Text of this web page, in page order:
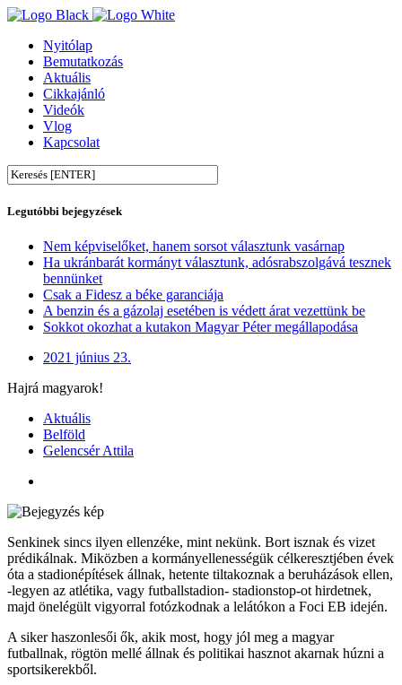
Nyitólap
Bemutatkozás
Aktuális
Cikkajánló
Videók
Vlog
Kapcsolat
Legutóbbi bejegyzések
Nem képviselőket, hanem sorsot választunk vasárnap
Ha ukránbarát kormányt választunk, adósrabszolgává tesznek
bennünket
Csak a Fidesz a béke garanciája
A benzin és a gázolaj esetében is védett árat vezettünk be
Sokkot okozhat a kutakon Magyar Péter megállapodása
2021 június 23.
Hajrá magyarok!
Aktuális
Belföld
Gelencsér Attila
Senkinek sincs ilyen ellenzéke, mint nekünk. Bort isznak és vizet
prédikálnak. Miközben a kormányellenességük célkeresztjében évek
óta a stadionépítések állnak, hetente tiltakoznak a beruházások ellen,
-legyen az atlétika, vagy futballstadion- stadionstop-ot hirdetnek,
majd önelégült vigyorral fotózkodnak a lelátókon a Foci EB idején.
A siker haszonlesői ők, akik most, hogy jól meg a magyar
futballnak, rögtön mellé állnak és politikai hasznot akarnak húzni a
sportsikerekből.